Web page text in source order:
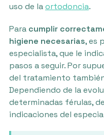
uso de laortodoncia.
Para cumplir
higiene necesarias, es
especialista, que le
pasos a seguir. Por
del tratamiento
Dependiendo de la
determinadas férulas,
indicaciones del